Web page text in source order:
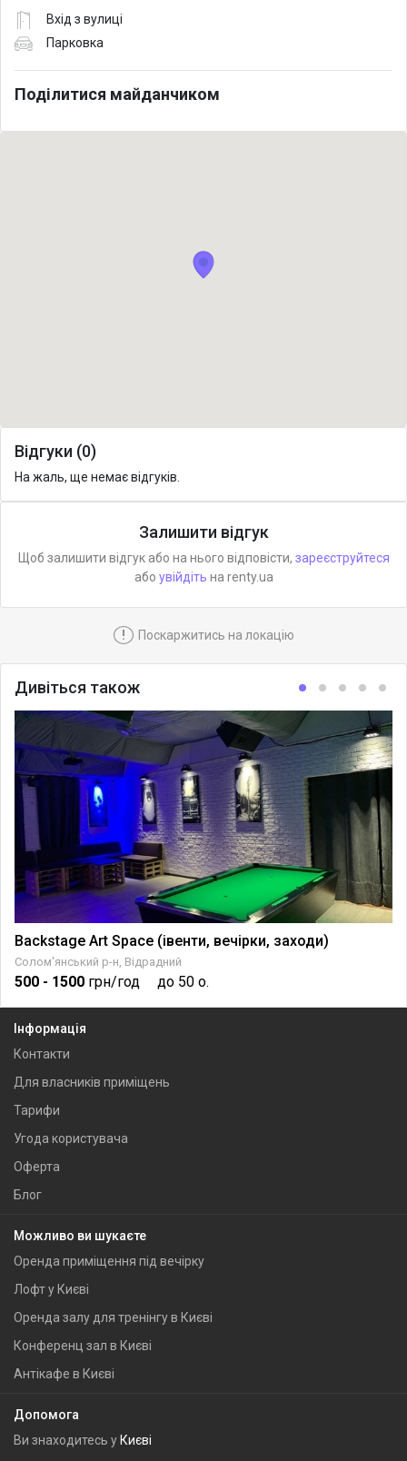
Вхід з вулиці
Парковка
Поділитися майданчиком
Відгуки (0)
На жаль, ще немає відгуків.
Залишити відгук
Щоб залишити відгук або на нього відповісти, зареєструйтеся
або увійдіть на renty.ua
! Поскаржитись на локацію
Дивіться також
Backstage Art Space (івенти, вечірки, заходи)
Солом'янський р-н, Відрадний
500 - 1500 грн/год до 50 о.
Інформація
Контакти
Для власників приміщень
Тарифи
Угода користувача
Оферта
Блог
Можливо ви шукаєте
Оренда приміщення під вечірку
Лофт у Києві
Оренда залу для тренінгу в Києві
Конференц зал в Києві
Антікафе в Києві
Допомога
Ви знаходитесь у Києві